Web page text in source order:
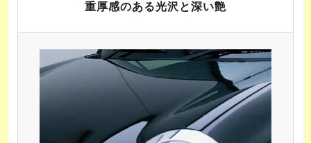
重厚感のある光沢と深い艶